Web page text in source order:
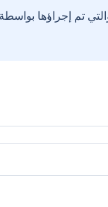
تم إجراؤها